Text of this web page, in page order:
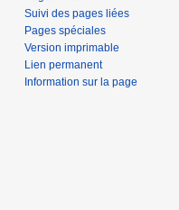
Suivi des pages liées
Pages spéciales
Version imprimable
Lien permanent
Information sur la page